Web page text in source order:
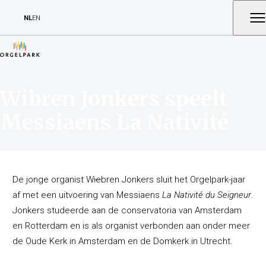
NLEN
De jonge organist Wiebren Jonkers sluit het Orgelpark-jaar
af met een uitvoering van Messiaens La Nativité du Seigneur.
Jonkers studeerde aan de conservatoria van Amsterdam
en Rotterdam en is als organist verbonden aan onder meer
de Oude Kerk in Amsterdam en de Domkerk in Utrecht.